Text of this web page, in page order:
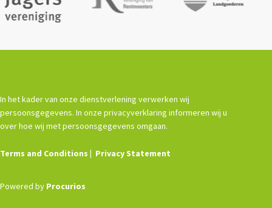
In het kader van onze dienstverlening verwerken wij
persoonsgegevens. In onze privacyverklaring informeren wij u
over hoe wij met persoonsgegevens omgaan.
Terms and Conditions Privacy Statement
Powered by Procurios